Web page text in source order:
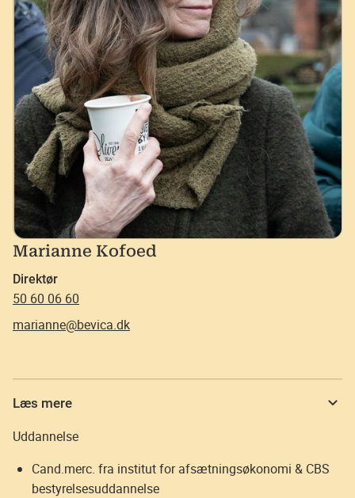
Marianne Kofoed
Direktør
50 60 06 60
marianne@bevica.dk
Læs mere
Uddannelse
Cand.merc. fra institut for afsætningsøkonomi & CBS
bestyrelsesuddannelse